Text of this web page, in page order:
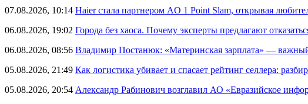
07.08.2026, 10:14 Haier стала партнером AO 1 Point Slam, открывая
06.08.2026, 19:02 Города без хаоса. Почему эксперты предлагают
06.08.2026, 08:56 Владимир Постанюк: «Материнская зарплата» —
05.08.2026, 21:49 Как логистика убивает и спасает рейтинг селлера:
05.08.2026, 20:54 Александр Рабинович возглавил АО «Евразийское